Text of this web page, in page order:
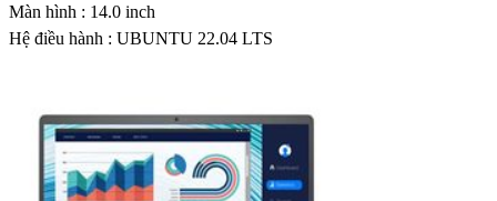
Màn hình : 14.0 inch
Hệ điều hành : UBUNTU 22.04 LTS